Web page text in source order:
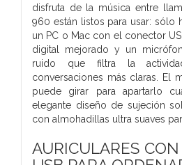
disfruta de la música entre
960 están listos para usar: sólo
un PC o Mac con el conector
digital mejorado y un
ruido que filtra la
conversaciones más claras. El
puede girar para apartarlo
elegante diseño de sujeción
con almohadillas ultra suaves
AURICULARES